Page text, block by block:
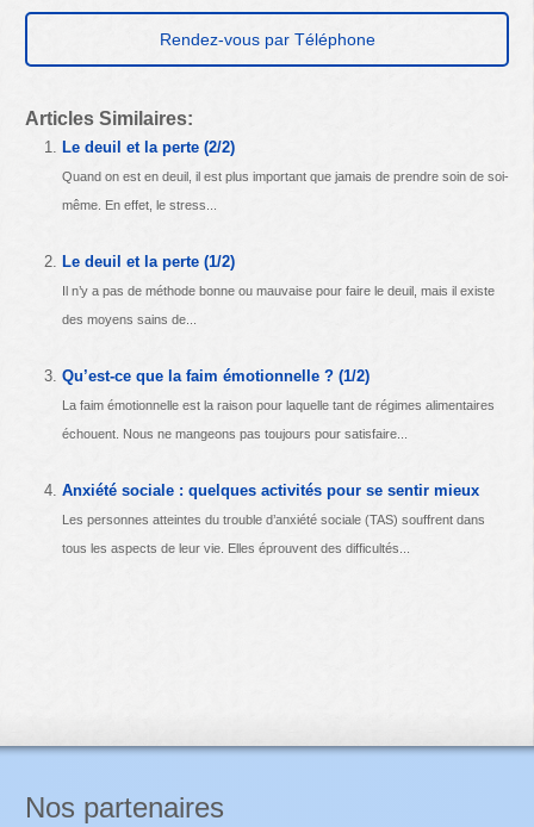
Rendez-vous par Téléphone
Articles Similaires:
Le deuil et la perte (2/2)
Quand on est en deuil, il est plus important que jamais de prendre soin de soi-
même. En effet, le stress...
Le deuil et la perte (1/2)
Il n’y a pas de méthode bonne ou mauvaise pour faire le deuil, mais il existe
des moyens sains de...
Qu’est-ce que la faim émotionnelle ? (1/2)
La faim émotionnelle est la raison pour laquelle tant de régimes alimentaires
échouent. Nous ne mangeons pas toujours pour satisfaire...
Anxiété sociale : quelques activités pour se sentir mieux
Les personnes atteintes du trouble d’anxiété sociale (TAS) souffrent dans
tous les aspects de leur vie. Elles éprouvent des difficultés...
Nos partenaires